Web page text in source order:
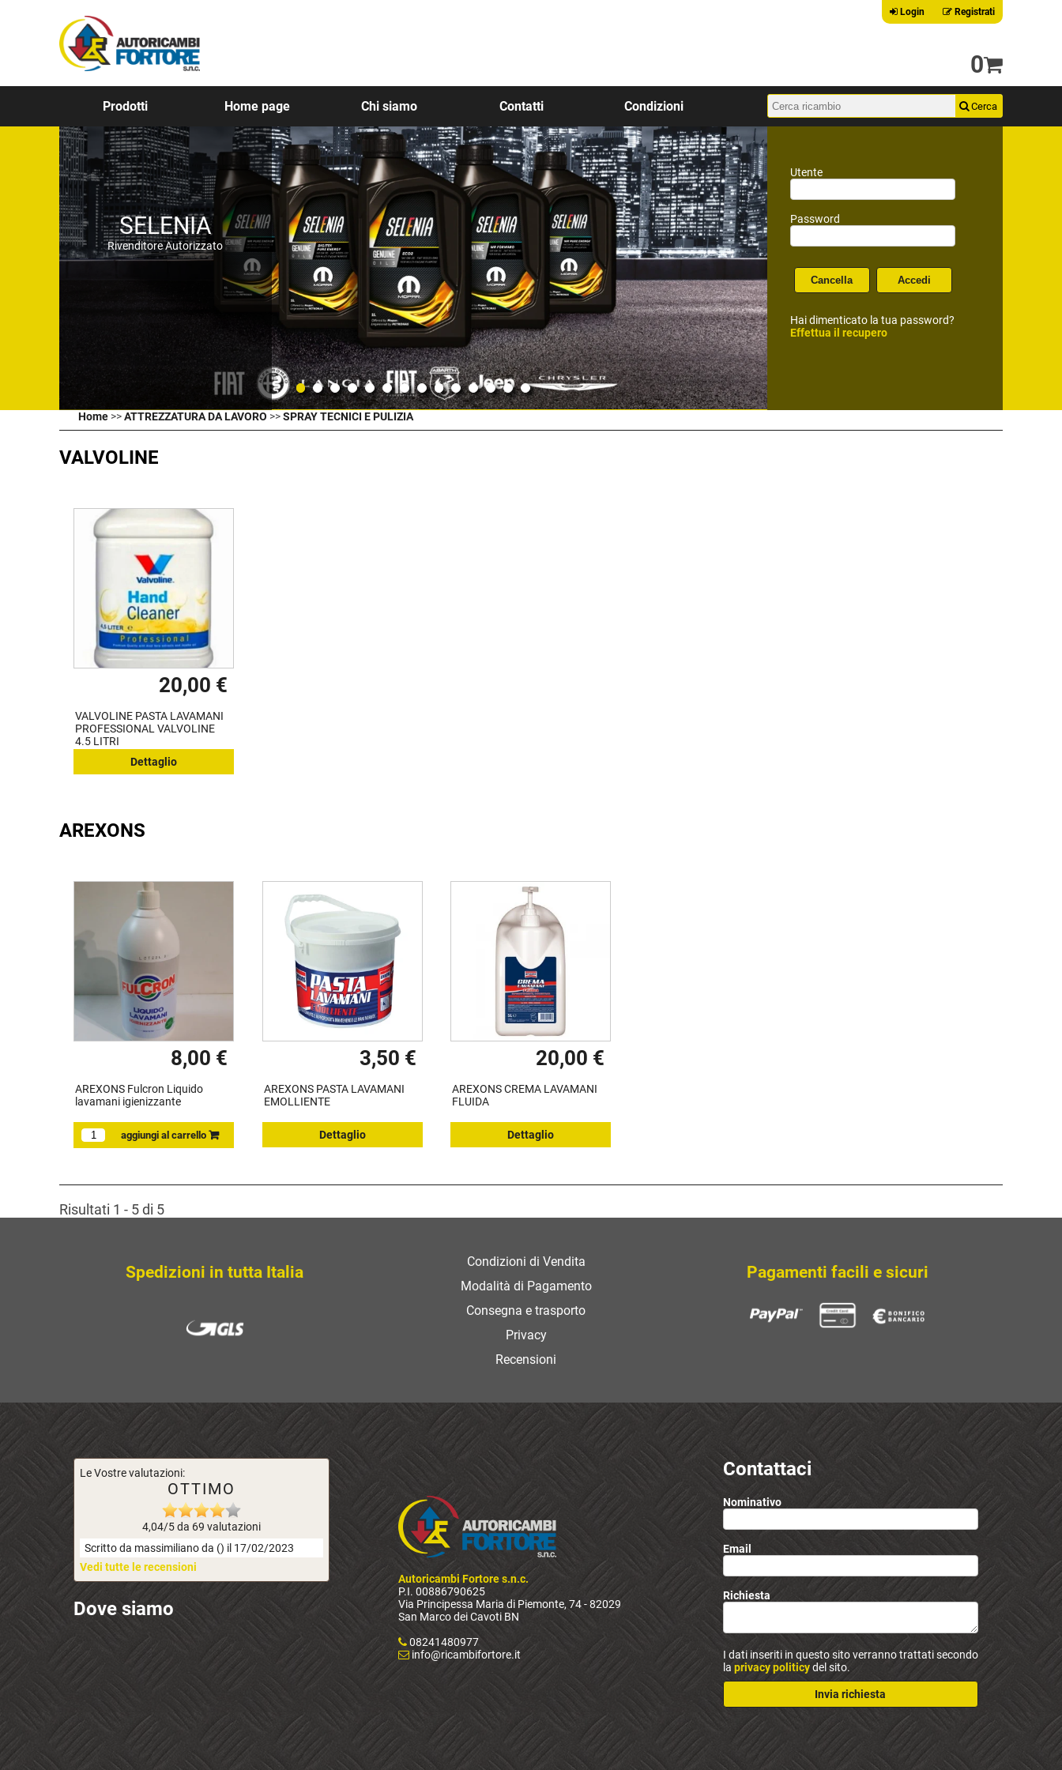
Login Registrati
0
Prodotti Home page Chi siamo Contatti Condizioni
Utente
Password
Hai dimenticato la tua password?
Effettua il recupero
SELENIA
Rivenditore Autorizzato
Home>>ATTREZZATURA DA LAVORO >>SPRAY TECNICI E PULIZIA
VALVOLINE
20,00 €
VALVOLINE PASTA LAVAMANI
PROFESSIONAL VALVOLINE
4.5 LITRI
Dettaglio
AREXONS
8,00 €
AREXONS Fulcron Liquido
lavamani igienizzante
3,50 €
AREXONS PASTA LAVAMANI
EMOLLIENTE
Dettaglio
20,00 €
AREXONS CREMA LAVAMANI
FLUIDA
Dettaglio
Risultati 1 - 5 di 5
Spedizioni in tutta Italia
Condizioni di Vendita
Modalità di Pagamento
Consegna e trasporto
Privacy
Recensioni
Pagamenti facili e sicuri
Le Vostre valutazioni:
OTTIMO
4,04/5 da 69 valutazioni
Scritto da massimiliano da () il 17/02/2023
Vedi tutte le recensioni
Dove siamo
Autoricambi Fortore s.n.c.
P.I. 00886790625
Via Principessa Maria di Piemonte, 74 - 82029
San Marco dei Cavoti BN
08241480977
info@ricambifortore.it
Contattaci
Nominativo
Email
Richiesta
I dati inseriti in questo sito verranno trattati secondo
la privacy politicydel sito.
Invia richiesta